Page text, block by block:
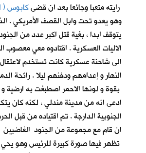
رايته متعبا وجائعا بعد ان قضىكابوس (
وهو يعدو تحت وابل القصف الأمريكي .
يتوقف ابدا ، بغية قتل اكبر عدد من
الاليات العسكرية . اقتادوه معي معصوب
الى شاحنة عسكرية كانت تستخدم
النهار و إعدامهم ودفنهم ليلا . رائحة
بقوة و لونها الاحمر اصطبغت به ارضية
ادعى انه من مدينة مندلي ، لكنه كان
الجنوبية الدارجة . تم اقتياده من قبل
ان قام مع مجموعة من الجنود
تظهر فيها صورة كبيرة للرئيس وهو يحي